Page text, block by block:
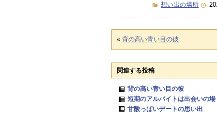
想い出の場所
« 背の高い青い目の彼
関連する投稿
背の高い青い目の彼
短期のアルバイトは出会いの場
甘酸っぱいデートの思い出